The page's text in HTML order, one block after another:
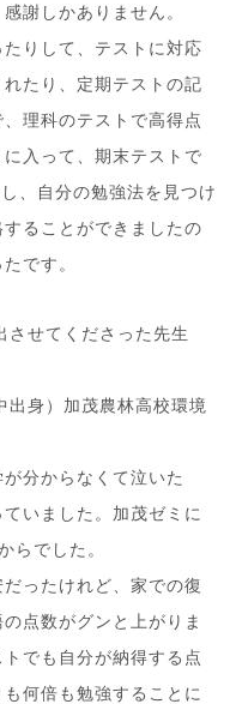
謝しかありません。
りして、テストに対応
たり、定期テストの記
理科のテストで高得点
入って、期末テストで
、自分の勉強法を見つけ
ることができましたの
です。
させてくださった先生
身）加茂農林高校環境
分からなくて泣いた
いました。加茂ゼミに
らでした。
ったけれど、家での復
点数がグンと上がりま
でも自分が納得する点
何倍も勉強することに